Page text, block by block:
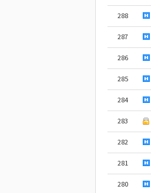
288
287
286
285
284
283
282
281
280